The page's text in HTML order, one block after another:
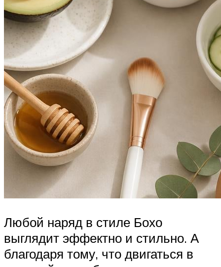
Любой наряд в стиле Бохо
выглядит эффектно и стильно. А
благодаря тому, что двигаться в